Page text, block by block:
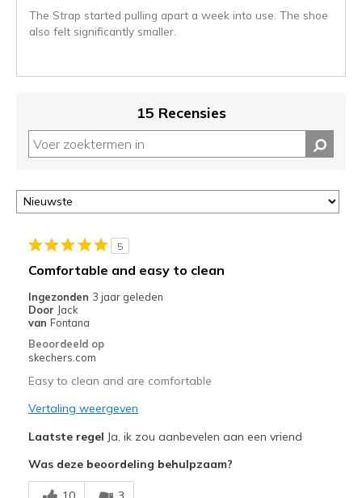
niejee
van
controleren
op
page
door
<a
href="javascript:location.href=location.pathname;">hier</a>
de
page
met
de
van
page_id
bezoeken.
The Strap started pulling apart a week into use. The shoe
also felt significantly smaller.
15 Recensies
5
Comfortable and easy to clean
Ingezonden 3 jaar geleden
Door Jack
van Fontana
Beoordeeld op
skechers.com
Easy to clean and are comfortable
Vertaling weergeven
Laatste regel Ja, ik zou aanbevelen aan een vriend
Was deze beoordeling behulpzaam?